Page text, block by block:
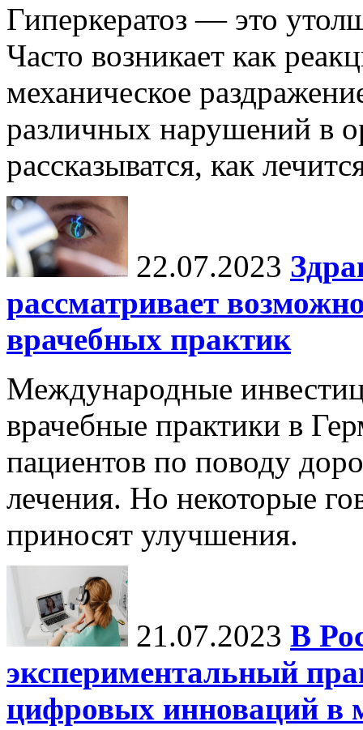
Гиперкератоз — это
Часто возникает как
механическое
различных нарушений в
рассказыватся, как
22.07.2023
рассматривает
врачебных практик
Международные
врачебные практики в
пациентов по поводу
лечения. Но некоторые
приносят улучшения.
21.07.2023 В
экспериментальный
цифровых инноваций в